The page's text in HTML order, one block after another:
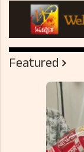
Featured